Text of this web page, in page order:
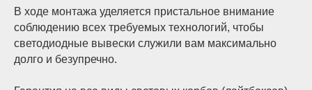
В ходе монтажа уделяется пристальное внимание
соблюдению всех требуемых технологий, чтобы
светодиодные вывески служили вам максимально
долго и безупречно.